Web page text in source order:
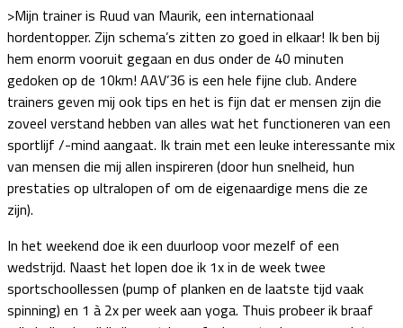
>Mijn trainer is Ruud van Maurik, een internationaal
hordentopper. Zijn schema’s zitten zo goed in elkaar! Ik ben bij
hem enorm vooruit gegaan en dus onder de 40 minuten
gedoken op de 10km! AAV’36 is een hele fijne club. Andere
trainers geven mij ook tips en het is fijn dat er mensen zijn die
zoveel verstand hebben van alles wat het functioneren van een
sportlijf /-mind aangaat. Ik train met een leuke interessante mix
van mensen die mij allen inspireren (door hun snelheid, hun
prestaties op ultralopen of om de eigenaardige mens die ze
zijn).
In het weekend doe ik een duurloop voor mezelf of een
wedstrijd. Naast het lopen doe ik 1x in de week twee
sportschoollessen (pump of planken en de laatste tijd vaak
spinning) en 1 à 2x per week aan yoga. Thuis probeer ik braaf